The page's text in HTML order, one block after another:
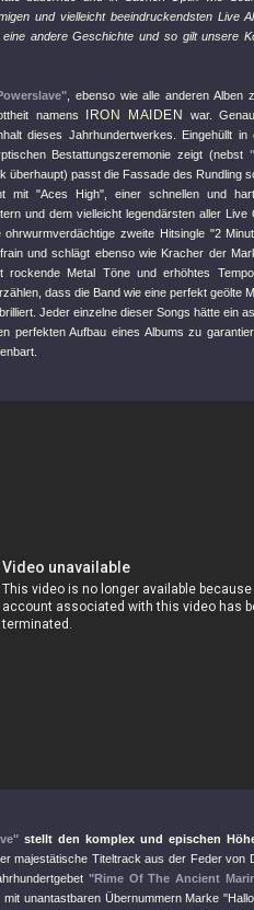
und vielleicht beeindruckendsten Live
andere Geschichte und so gilt unsere
, ebenso wie alle anderen Alben
namens
IRON MAIDEN
war.
dieses Jahrhundertwerkes. Eingehüllt
Bestattungszeremonie zeigt (nebst
überhaupt) passt die Fassade des Rundling
mit "Aces High" , einer schnellen und
und dem vielleicht legendärsten aller Live
ohrwurmverdächtige zweite Hitsingle "2
und schlägt ebenso wie Kracher der
rockende Metal Töne und erhöhtes
dass die Band wie eine perfekt geölte
Jeder einzelne dieser Songs hätte ein
perfekten Aufbau eines Albums zu
stellt den komplex und epischen
majestätische Titeltrack aus der Feder von
"Rime Of The Ancient
mit unantastbaren Übernummern Marke